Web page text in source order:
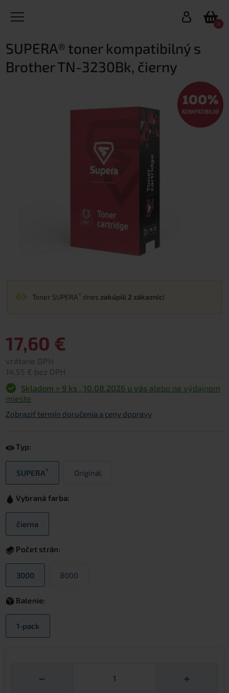
0
SUPERA® toner kompatibilný s
Brother TN-3230Bk, čierny
Toner SUPERA dnes zakúpili 2 zákazníci
17,60 €
vrátane DPH
14,55 € bez DPH
Skladom > 9 ks , 10.08.2026 u vás alebo na výdajnom
mieste
Zobraziť termín doručenia a ceny dopravy
Typ:
SUPERA ® Originál
Vybraná farba:
čierna
Počet strán:
3000 8000
Balenie:
1-pack
− +